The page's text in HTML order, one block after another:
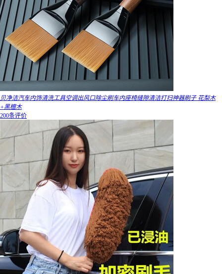
贝净洁汽车内饰清洗工具空调出风口除尘刷车内座椅缝隙清洁打扫神器刷子 花梨木
+黑檀木
200条评价